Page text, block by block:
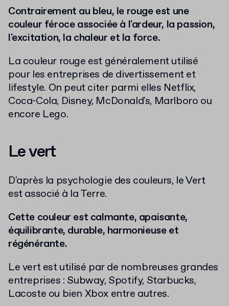
Contrairement au bleu, le rouge est une
couleur féroce associée à l'ardeur, la passion,
l'excitation, la chaleur et la force.
La couleur rouge est généralement utilisé
pour les entreprises de divertissement et
lifestyle. On peut citer parmi elles Netflix,
Coca-Cola, Disney, McDonald's, Marlboro ou
encore Lego.
Le vert
D'après la psychologie des couleurs, le Vert
est associé à la Terre.
Cette couleur est calmante, apaisante,
équilibrante, durable, harmonieuse et
régénérante.
Le vert est utilisé par de nombreuses grandes
entreprises : Subway, Spotify, Starbucks,
Lacoste ou bien Xbox entre autres.